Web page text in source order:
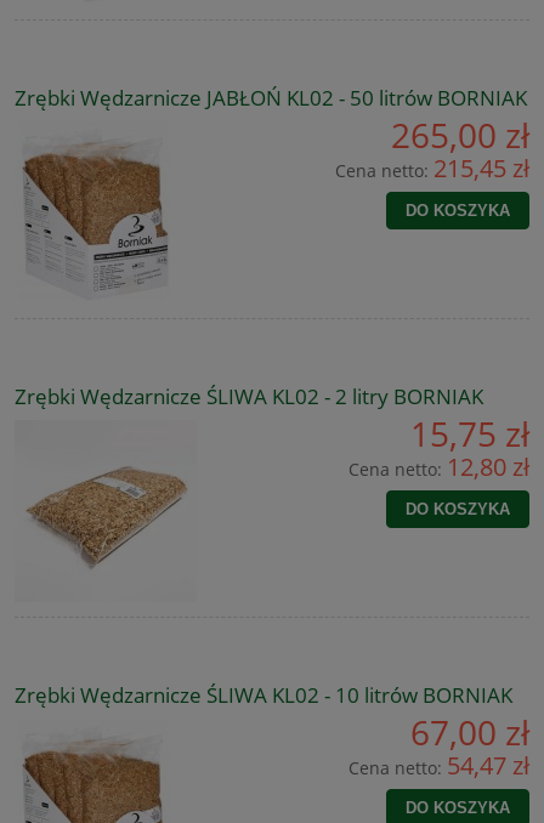
Zrębki Wędzarnicze JABŁOŃ KL02 - 50 litrów BORNIAK
265,00 zł
Cena netto: 215,45 zł
DO KOSZYKA
Zrębki Wędzarnicze ŚLIWA KL02 - 2 litry BORNIAK
15,75 zł
Cena netto: 12,80 zł
DO KOSZYKA
Zrębki Wędzarnicze ŚLIWA KL02 - 10 litrów BORNIAK
67,00 zł
Cena netto: 54,47 zł
DO KOSZYKA